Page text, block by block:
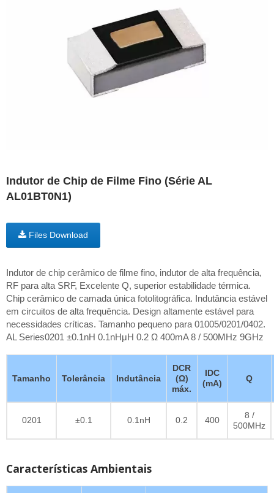
Indutor de Chip de Filme Fino (Série AL
AL01BT0N1)
Files Download
Indutor de chip cerâmico de filme fino, indutor de alta frequência,
RF para alta SRF, Excelente Q, superior estabilidade térmica.
Chip cerâmico de camada única fotolitográfica. Indutância estável
em circuitos de alta frequência. Design altamente estável para
necessidades críticas. Tamanho pequeno para 01005/0201/0402.
AL Series0201 ±0.1nH 0.1nHμH 0.2 Ω 400mA 8 / 500MHz 9GHz
Tamanho Tolerância Indutância
DCR
(Ω)
máx.
IDC
(mA)
Q
0201 ±0.1 0.1nH 0.2 400
8 /
500MHz
Características Ambientais